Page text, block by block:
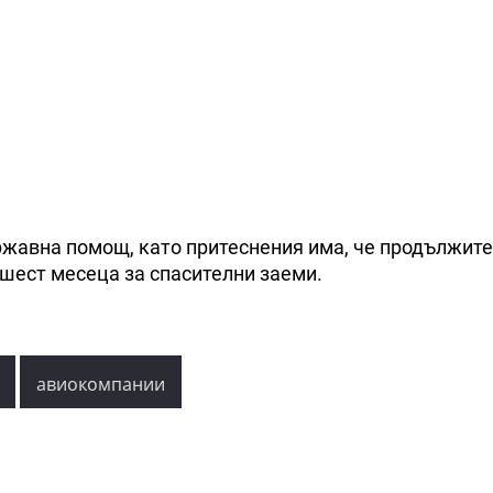
помощ, като притеснения има, че
месеца за спасителни заеми.
авиокомпании